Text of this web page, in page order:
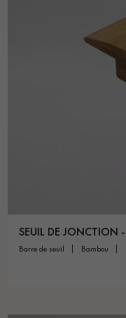
SEUIL DE JONCTION
barre de seuil bambou